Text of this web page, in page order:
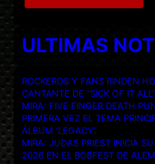
ULTIMAS
ROCKEROS Y FANS RINDEN
CANTANTE DE “SICK OF IT
MIRA: FIVE FINGER DEATH
PRIMERA VEZ EL TEMA
ÁLBUM ‘LEGACY’.
MIRA: JUDAS PRIEST INICIA SU
2026 EN EL BOBFEST DE